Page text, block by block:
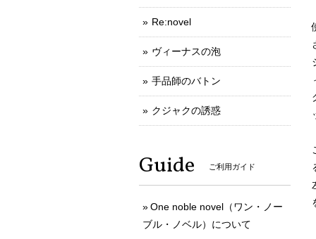
Re:novel
ヴィーナスの泡
手品師のバトン
クジャクの誘惑
Guide ご利用ガイド
One noble novel（ワン・ノー
ブル・ノベル）について